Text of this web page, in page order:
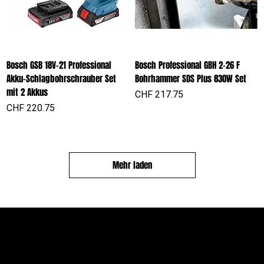
Bosch GSB 18V-21 Professional
Akku-Schlagbohrschrauber Set
mit 2 Akkus
Preis
CHF 220.75
Bosch Professional GBH 2-26 F
Bohrhammer SDS Plus 830W Set
Preis
CHF 217.75
Mehr laden